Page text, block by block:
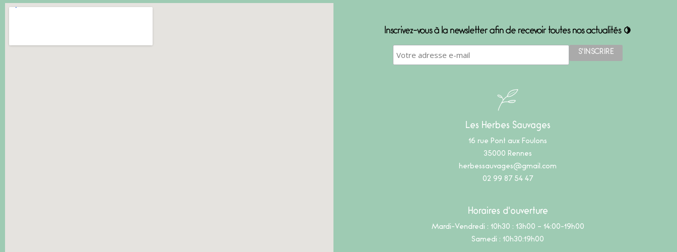
Inscrivez-vous à la newsletter afin de recevoir toutes nos actualités 🍋
Les Herbes Sauvages
16 rue Pont aux Foulons
35000 Rennes
herbessauvages@gmail.com
02 99 87 54 47
Horaires d'ouverture
Mardi-Vendredi : 10h30 : 13h00 – 14:00-19h00
Samedi : 10h30:19h00